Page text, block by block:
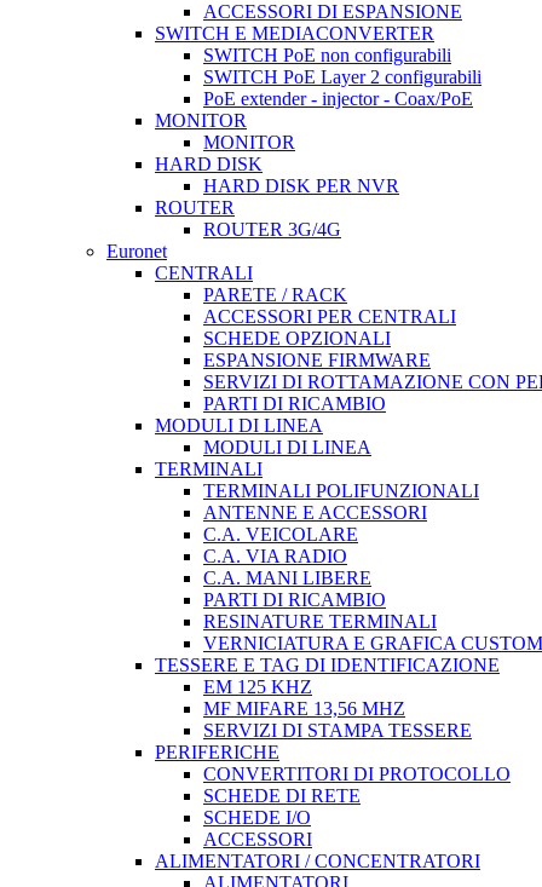
ACCESSORI DI ESPANSIONE
SWITCH E MEDIACONVERTER
SWITCH PoE non configurabili
SWITCH PoE Layer 2 configurabili
PoE extender - injector - Coax/PoE
MONITOR
MONITOR
HARD DISK
HARD DISK PER NVR
ROUTER
ROUTER 3G/4G
Euronet
CENTRALI
PARETE / RACK
ACCESSORI PER CENTRALI
SCHEDE OPZIONALI
ESPANSIONE FIRMWARE
SERVIZI DI ROTTAMAZIONE CON
PARTI DI RICAMBIO
MODULI DI LINEA
MODULI DI LINEA
TERMINALI
TERMINALI POLIFUNZIONALI
ANTENNE E ACCESSORI
C.A. VEICOLARE
C.A. VIA RADIO
C.A. MANI LIBERE
PARTI DI RICAMBIO
RESINATURE TERMINALI
VERNICIATURA E GRAFICA CUSTOM
TESSERE E TAG DI IDENTIFICAZIONE
EM 125 KHZ
MF MIFARE 13,56 MHZ
SERVIZI DI STAMPA TESSERE
PERIFERICHE
CONVERTITORI DI PROTOCOLLO
SCHEDE DI RETE
SCHEDE I/O
ACCESSORI
ALIMENTATORI / CONCENTRATORI
ALIMENTATORI